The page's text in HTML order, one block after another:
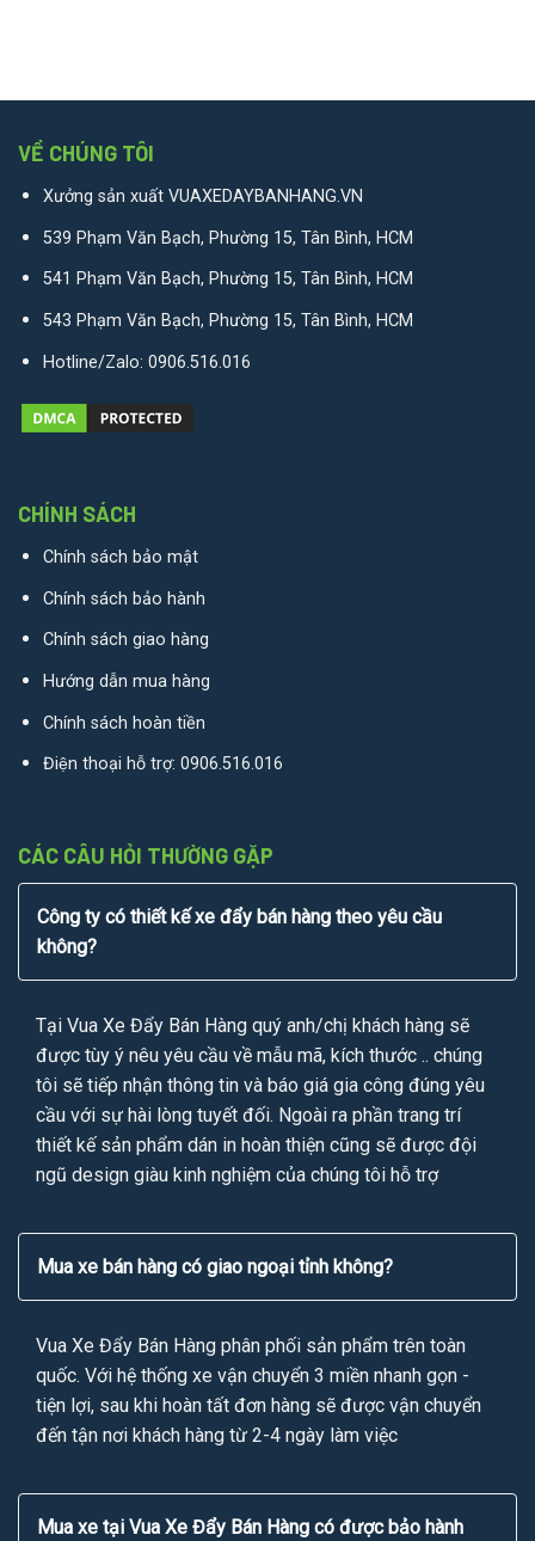
VỀ CHÚNG TÔI
Xưởng sản xuất VUAXEDAYBANHANG.VN
539 Phạm Văn Bạch, Phường 15, Tân Bình, HCM
541 Phạm Văn Bạch, Phường 15, Tân Bình, HCM
543 Phạm Văn Bạch, Phường 15, Tân Bình, HCM
Hotline/Zalo: 0906.516.016
CHÍNH SÁCH
Chính sách bảo mật
Chính sách bảo hành
Chính sách giao hàng
Hướng dẫn mua hàng
Chính sách hoàn tiền
Điện thoại hỗ trợ: 0906.516.016
CÁC CÂU HỎI THƯỜNG GẶP
Công ty có thiết kế xe đẩy bán hàng theo yêu cầu
không?
Tại Vua Xe Đẩy Bán Hàng quý anh/chị khách hàng sẽ
được tùy ý nêu yêu cầu về mẫu mã, kích thước .. chúng
tôi sẽ tiếp nhận thông tin và báo giá gia công đúng yêu
cầu với sự hài lòng tuyết đối. Ngoài ra phần trang trí
thiết kế sản phẩm dán in hoàn thiện cũng sẽ được đội
ngũ design giàu kinh nghiệm của chúng tôi hỗ trợ
Mua xe bán hàng có giao ngoại tỉnh không?
Vua Xe Đẩy Bán Hàng phân phối sản phẩm trên toàn
quốc. Với hệ thống xe vận chuyển 3 miền nhanh gọn -
tiện lợi, sau khi hoàn tất đơn hàng sẽ được vận chuyển
đến tận nơi khách hàng từ 2-4 ngày làm việc
Mua xe tại Vua Xe Đẩy Bán Hàng có được bảo hành